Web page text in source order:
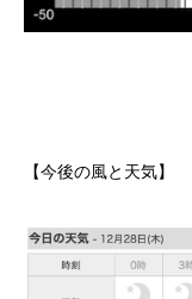
【今後の風と天気】